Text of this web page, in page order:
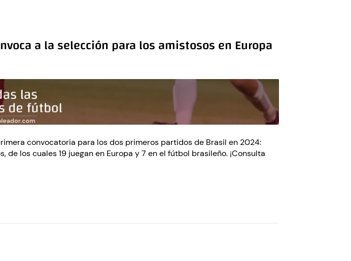
a la selección para los amistosos en Europa
convocatoria para los dos primeros partidos de Brasil en 2024:
los cuales 19 juegan en Europa y 7 en el fútbol brasileño. ¡Consulta